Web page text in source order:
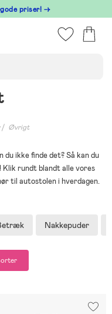
priser! →
Øvrigt
ikke finde det? Så kan du
rundt blandt alle vores
til autostolen i hverdagen.
Nakkepuder